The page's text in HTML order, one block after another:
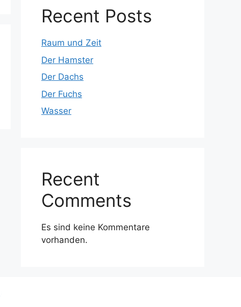
Recent Posts
Raum und Zeit
Der Hamster
Der Dachs
Der Fuchs
Wasser
Recent
Comments
Es sind keine Kommentare
vorhanden.